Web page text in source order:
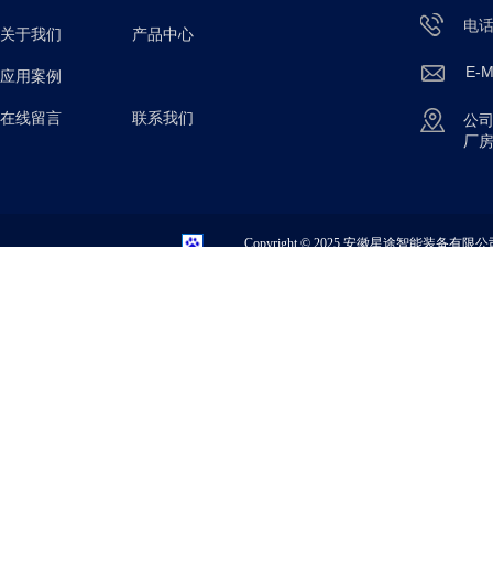
关于我们 产品中心
应用案例
在线留言 联系我们
电
E-
公
厂房
Copyright © 2025安徽星途智能装备有限